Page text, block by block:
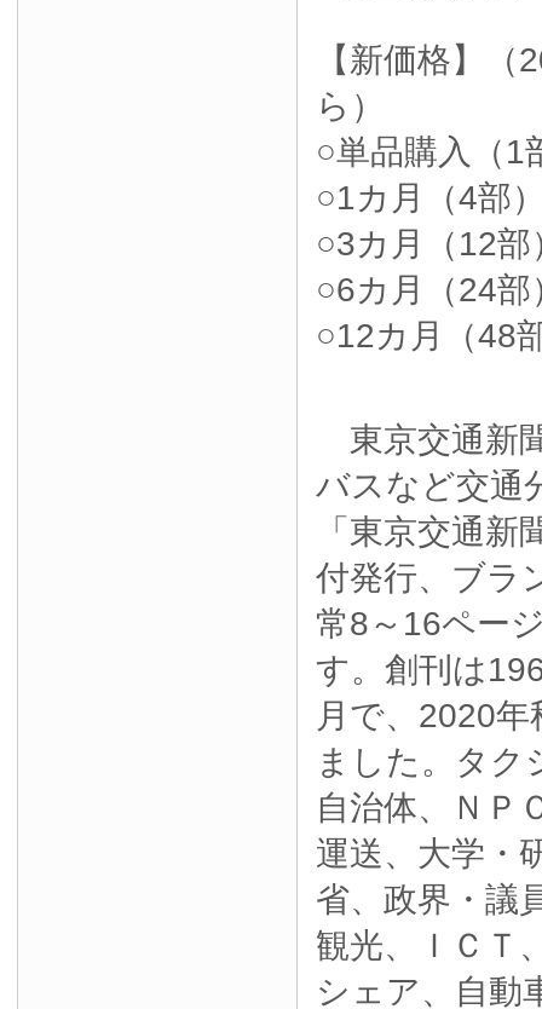
【新価格】
ら）
○単品購入（1
○1カ月（4部
○3カ月（12
○6カ月（24
○12カ月（48
東京交通新
バスなど交通
「東京交通新
付発行、ブラ
常8～16ペー
す。創刊は
月で、2020
ました。タク
自治体、ＮＰ
運送、大学・
省、政界・議
観光、ＩＣＴ
シェア、自動